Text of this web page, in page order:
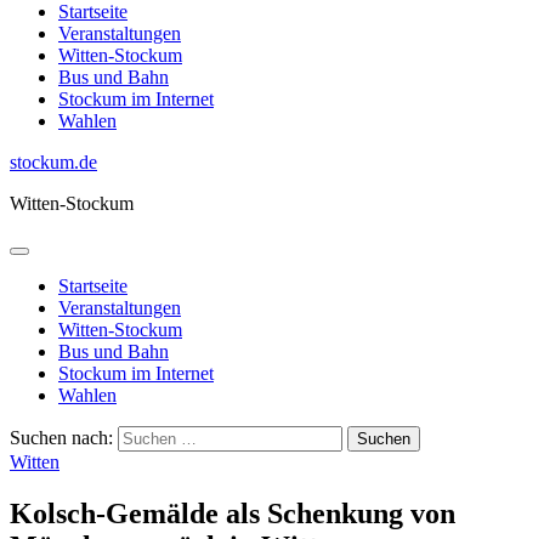
Startseite
Veranstaltungen
Witten-Stockum
Bus und Bahn
Stockum im Internet
Wahlen
stockum.de
Witten-Stockum
Startseite
Veranstaltungen
Witten-Stockum
Bus und Bahn
Stockum im Internet
Wahlen
Suchen nach:
Witten
Kolsch-Gemälde als Schenkung von